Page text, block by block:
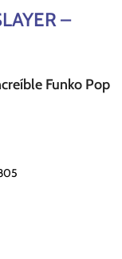
–
Funko Pop